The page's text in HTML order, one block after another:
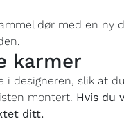
dør med en ny
karmer
i designeren, slik at
montert. Hvis du
ditt.